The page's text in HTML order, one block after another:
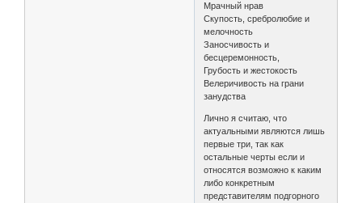
Мрачный нрав
Скупость, сребролюбие и
мелочность
Заносчивость и
бесцеремонность,
Грубость и жестокость
Велеричивость на грани
занудства
Лично я считаю, что
актуальными являются лишь
первые три, так как
остальные черты если и
относятся возможно к каким
либо конкретным
представителям подгорного